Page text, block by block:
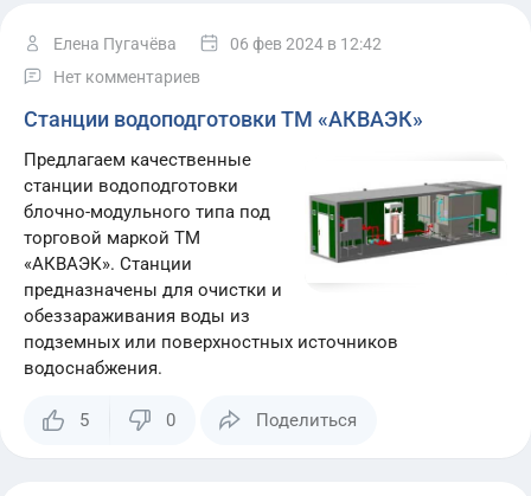
Елена Пугачёва 06 фев 2024 в 12:42
Нет комментариев
Станции водоподготовки ТМ «АКВАЭК»
Предлагаем качественные
станции водоподготовки
блочно-модульного типа под
торговой маркой ТМ
«АКВАЭК». Станции
предназначены для очистки и
обеззараживания воды из
подземных или поверхностных источников
водоснабжения.
5 0 Поделиться